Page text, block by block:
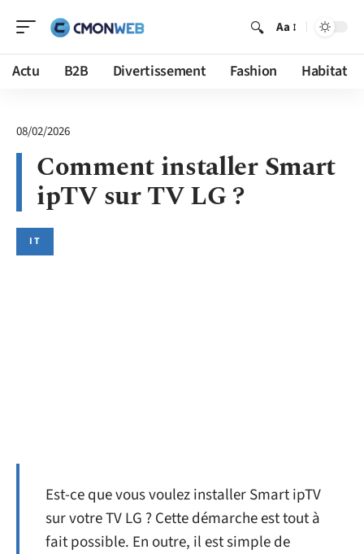
Aa
Actu B2B Divertissement Fashion Habitat
08/02/2026
Comment installer Smart
ipTV sur TV LG ?
IT
Est-ce que vous voulez installer Smart ipTV
sur votre TV LG ? Cette démarche est tout à
fait possible. En outre, il est simple de